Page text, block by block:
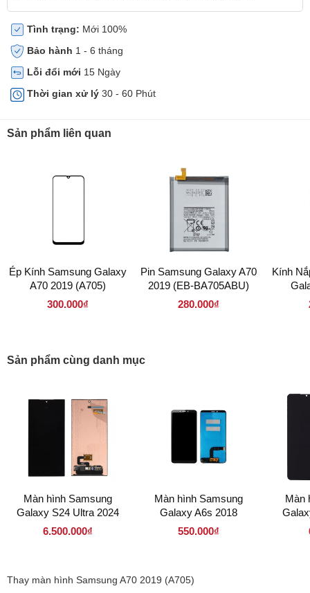
Tình trạng: Mới 100%
Bảo hành 1 - 6 tháng
Lỗi đổi mới 15 Ngày
Thời gian xử lý 30 - 60 Phút
Sản phẩm liên quan
Ép Kính Samsung Galaxy
A70 2019 (A705)
300.000₫
Pin Samsung Galaxy A70
2019 (EB-BA705ABU)
280.000₫
Kính
Sản phẩm cùng danh mục
Màn hình Samsung
Galaxy S24 Ultra 2024
6.500.000₫
Màn hình Samsung
Galaxy A6s 2018
550.000₫
Màn
Thay màn hình Samsung A70 2019 (A705)